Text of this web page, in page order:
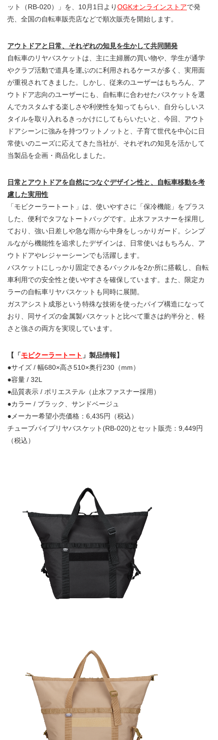
ット（RB-020）」を、10月1日よりOGKオンラインストアで発
売、全国の自転車販売店などで順次販売を開始します。
アウトドアと日常、それぞれの知見を生かして共同開発
自転車のリヤバスケットは、主に主婦層の買い物や、学生が通学
やクラブ活動で道具を運ぶのに利用されるケースが多く、実用面
が重視されてきました。しかし、従来のユーザーはもちろん、ア
ウトドア志向のユーザーにも、自転車に合わせたバスケットを選
んでカスタムする楽しさや利便性を知ってもらい、自分らしいス
タイルを取り入れるきっかけにしてもらいたいと、今回、アウト
ドアシーンに強みを持つワットノットと、子育て世代を中心に日
常使いのニーズに応えてきた当社が、それぞれの知見を活かして
当製品を企画・商品化しました。
日常とアウトドアを自然につなぐデザイン性と、自転車移動を考
慮した実用性
「モビクーラートート」は、使いやすさに「保冷機能」をプラス
した、便利でタフなトートバッグです。止水ファスナーを採用し
ており、強い日差しや急な雨から中身をしっかりガード。シンプ
ルながら機能性を追求したデザインは、日常使いはもちろん、ア
ウトドアやレジャーシーンでも活躍します。
バスケットにしっかり固定できるバックルを2か所に搭載し、自転
車利用での安全性と使いやすさを確保しています。また、限定カ
ラーの自転車リヤバスケットも同時に展開。
ガスアシスト成形という特殊な技術を使ったパイプ構造になって
おり、同サイズの金属製バスケットと比べて重さは約半分と、軽
さと強さの両方を実現しています。
【「モビクーラートート 」製品情報】
●サイズ / 幅680×高さ510×奥行230（mm）
●容量 / 32L
●品質表示 / ポリエステル（止水ファスナー採用）
●カラー / ブラック、サンドベージュ
●メーカー希望小売価格：6,435円（税込）
チューブパイプリヤバスケット(RB-020)とセット販売：9,449円
（税込）